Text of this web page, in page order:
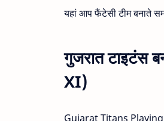
यहां आप फैंटेसी टीम बनाते
गुजरात टाइटंस
XI)
Gujarat Titans Playing